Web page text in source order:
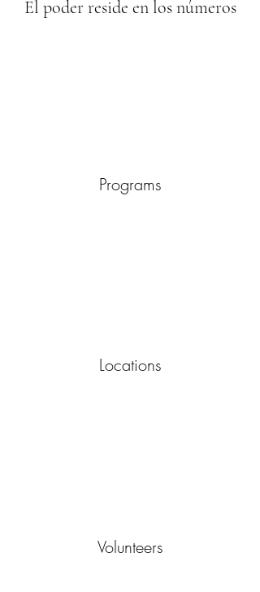
El poder reside en los números
Programs
Locations
Volunteers